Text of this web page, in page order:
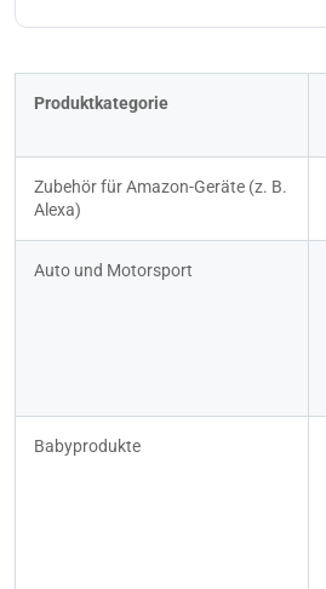
Produktkategorie
Zubehör für Amazon-Geräte (z. B.
Alexa)
Auto und Motorsport
Babyprodukte